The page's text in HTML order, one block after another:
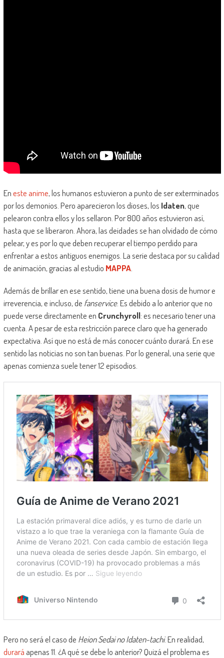
Eneste anime, los humanos estuvieron a punto de ser exterminados
por los demonios. Pero aparecieron los dioses, los Idaten, que
pelearon contra ellos y los sellaron. Por 800 años estuvieron así,
hasta que se liberaron. Ahora, las deidades se han olvidado de cómo
pelear, y es por lo que deben recuperar el tiempo perdido para
enfrentar a estos antiguos enemigos. La serie destaca por su calidad
de animación, gracias al estudio MAPPA.
Además de brillar en ese sentido, tiene una buena dosis de humor e
irreverencia, e incluso, de fanservice. Es debido a lo anterior que no
puede verse directamente en Crunchyroll: es necesario tener una
cuenta. A pesar de esta restricción parece claro que ha generado
expectativa. Así que no está de más conocer cuánto durará. En ese
sentido las noticias no son tan buenas. Por lo general, una serie que
apenas comienza suele tener 12 episodios.
Pero no será el caso de Heion Sedai no Idaten-tachi. En realidad,
durará apenas 11. ¿A qué se debe lo anterior? Quizá el problema es